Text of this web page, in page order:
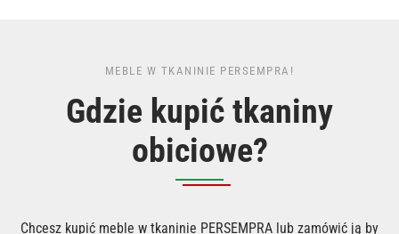
MEBLE W TKANINIE PERSEMPRA!
Gdzie kupić tkaniny
obiciowe?
Chcesz kupić meble w tkaninie PERSEMPRA lub zamówić ją by